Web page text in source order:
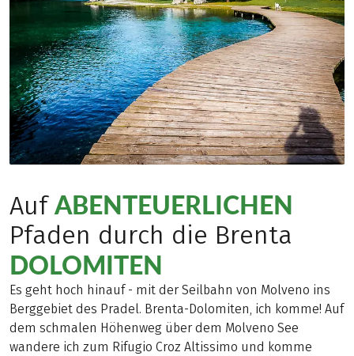
AufABENTEUERLICHEN
Pfaden durch die Brenta
DOLOMITEN
Es geht hoch hinauf - mit der Seilbahn von Molveno ins
Berggebiet des Pradel. Brenta-Dolomiten, ich komme! Auf
dem schmalen Höhenweg über dem Molveno See
wandere ich zum Rifugio Croz Altissimo und komme